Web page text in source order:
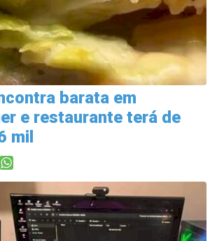
barata em
e restaurante terá de
mil